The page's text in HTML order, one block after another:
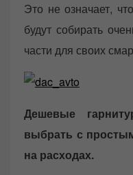
Это не означает,
будут собирать
части для своих
Дешевые
выбрать с
на расходах.